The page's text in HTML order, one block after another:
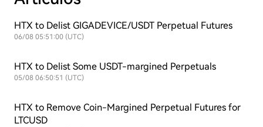
HTX to Delist GIGADEVICE/USDT Perpetual Futures
06/08 05:51:00 (UTC)
HTX to Delist Some USDT-margined Perpetuals
05/08 06:50:51 (UTC)
HTX to Remove Coin-Margined Perpetual Futures for
LTCUSD